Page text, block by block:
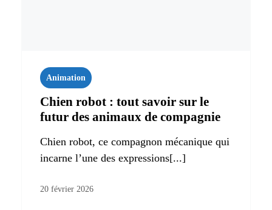
Animation
Chien robot : tout savoir sur le
futur des animaux de compagnie
Chien robot, ce compagnon mécanique qui
incarne l’une des expressions[...]
20 février 2026